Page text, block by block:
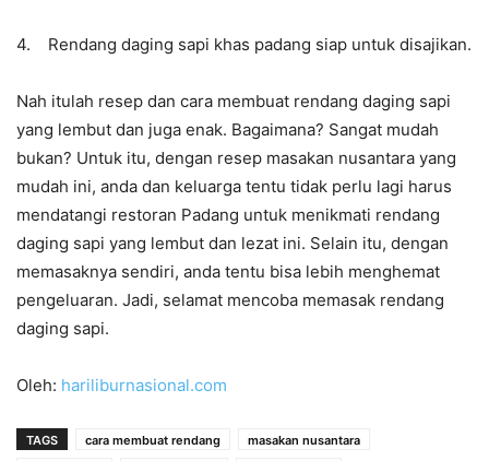
4. Rendang daging sapi khas padang siap untuk disajikan.
Nah itulah resep dan cara membuat rendang daging sapi
yang lembut dan juga enak. Bagaimana? Sangat mudah
bukan? Untuk itu, dengan resep masakan nusantara yang
mudah ini, anda dan keluarga tentu tidak perlu lagi harus
mendatangi restoran Padang untuk menikmati rendang
daging sapi yang lembut dan lezat ini. Selain itu, dengan
memasaknya sendiri, anda tentu bisa lebih menghemat
pengeluaran. Jadi, selamat mencoba memasak rendang
daging sapi.
Oleh: hariliburnasional.com
TAGS cara membuat rendang
masakan nusantara